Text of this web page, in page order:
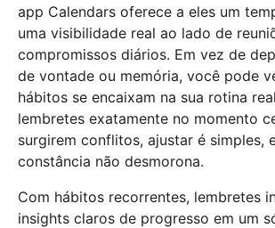
app Calendars oferece a eles um
uma visibilidade real ao lado de
compromissos diários. Em vez de
de vontade ou memória, você pode
hábitos se encaixam na sua rotina
lembretes exatamente no momento
surgirem conflitos, ajustar é simples,
constância não desmorona.
Com hábitos recorrentes, lembretes
insights claros de progresso em um